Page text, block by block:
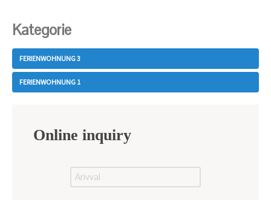
Kategorie
FERIENWOHNUNG 3
FERIENWOHNUNG 1
Online inquiry